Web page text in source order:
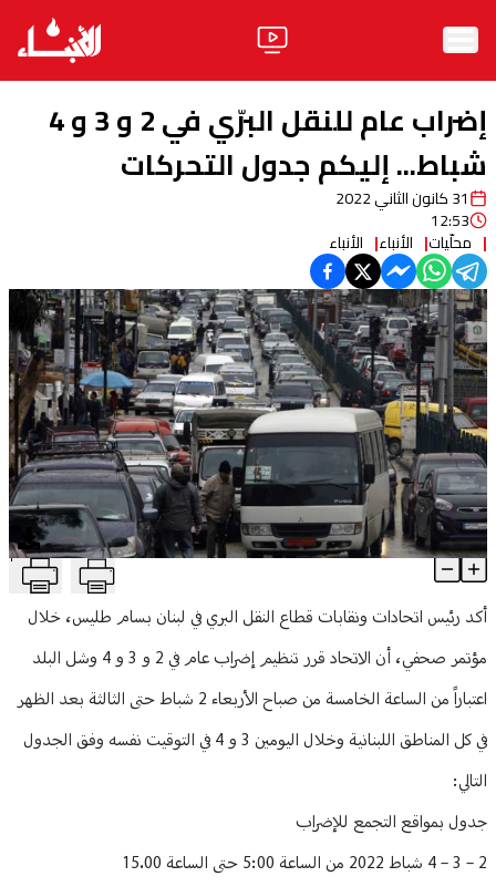
الأخبار
ثقافة ومجتمع
منوعات
آراء
فيديو
مواقف
وليد جنبلاطالحزب
ابحث
إضراب عام للنقل البرّي في 2 و 3 و 4
شباط... إليكم جدول التحركات
31 كانون الثاني 2022
12:53
محلّيات الأنباء الأنباء
إضراب عام للنقل البرّي في 2 و 3 و 4 شباط... إليكم جدول التحركات T
Article Content
أكد رئيس اتحادات ونقابات قطاع النقل البري في لبنان بسام طليس، خلال
مؤتمر صحفي، أن الاتحاد قرر تنظيم إضراب عام في 2 و 3 و 4 وشل البلد
اعتباراً من الساعة الخامسة من صباح الأربعاء 2 شباط حتى الثالثة بعد الظهر
في كل المناطق اللبنانية وخلال اليومين 3 و 4 في التوقيت نفسه وفق الجدول
التالي:
جدول بمواقع التجمع للإضراب
2 – 3 – 4 شباط 2022 من الساعة 5:00 حتى الساعة 15.00